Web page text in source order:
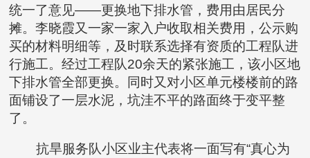
统一了意见——更换地下排水管，费用由居民分
摊。李晓霞又一家一家入户收取相关费用，公示购
买的材料明细等，及时联系选择有资质的工程队进
行施工。经过工程队20余天的紧张施工，该小区地
下排水管全部更换。同时又对小区单元楼楼前的路
面铺设了一层水泥，坑洼不平的路面终于变平整
了。
抗旱服务队小区业主代表将一面写有“真心为